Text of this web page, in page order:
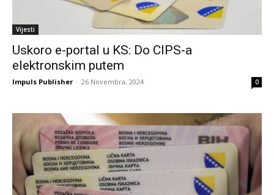
Vijesti
Uskoro e-portal u KS: Do CIPS-a
elektronskim putem
Impuls Publisher - 26 Novembra, 2024 0